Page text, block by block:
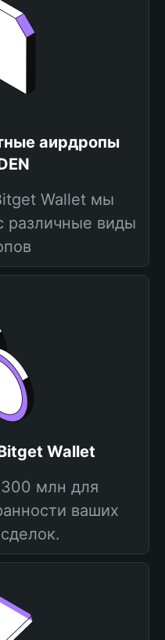
аирдропы
Wallet мы
различные виды
Wallet
млн для
ваших